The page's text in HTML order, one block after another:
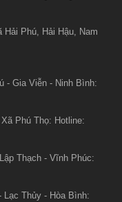
Phú, Hải Hậu, Nam
- Gia Viễn - Ninh Bình:
Phú Thọ: Hotline:
Thạch - Vĩnh Phúc:
Lạc Thủy - Hòa Bình: